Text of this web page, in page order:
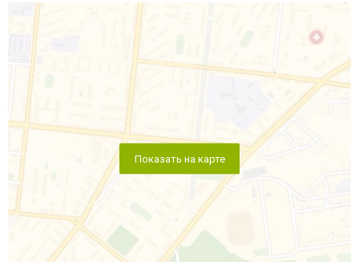
Показать на карте